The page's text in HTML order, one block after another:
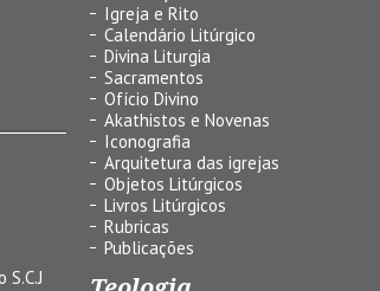
Igreja e Rito
Calendário Litúrgico
Divina Liturgia
Sacramentos
Ofício Divino
Akathistos e Novenas
Iconografia
Arquitetura das igrejas
Objetos Litúrgicos
Livros Litúrgicos
Rubricas
Publicações